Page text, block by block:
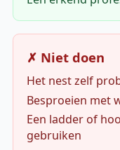
✗ Niet doen
Het nest zelf
Besproeien met
Een ladder of
gebruiken